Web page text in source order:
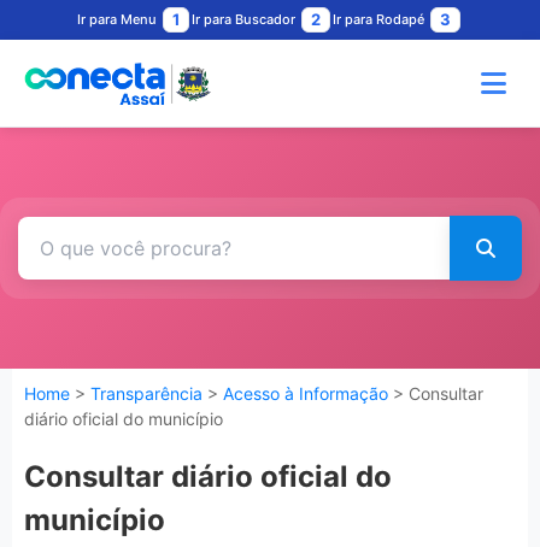
Ir para Menu 1 Ir para Buscador 2 Ir para Rodapé 3
Home > Transparência > Acesso à Informação > Consultar
diário oficial do município
Consultar diário oficial do
município